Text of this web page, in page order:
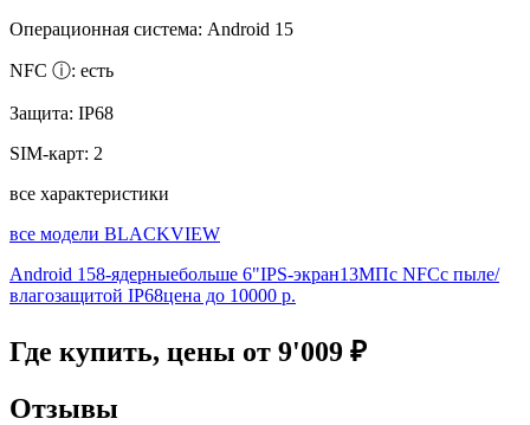
Операционная система: Android 15
NFC ⓘ: есть
Защита: IP68
SIM-карт: 2
все характеристики
все модели BLACKVIEW
Android 158-ядерныебольше 6"IPS-экран13МПс NFCс пыле/
влагозащитой IP68цена до 10000 р.
Где купить, цены от 9'009 ₽
Отзывы